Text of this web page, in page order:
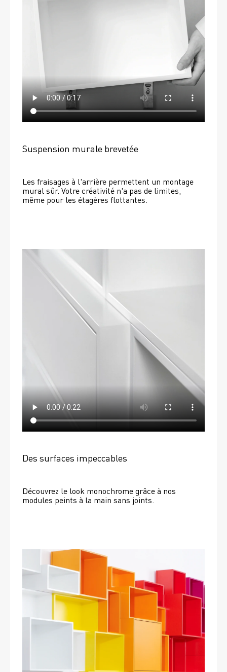
Suspension murale brevetée
Les fraisages à l'arrière permettent un montage
mural sûr. Votre créativité n'a pas de limites,
même pour les étagères flottantes.
Des surfaces impeccables
Découvrez le look monochrome grâce à nos
modules peints à la main sans joints.